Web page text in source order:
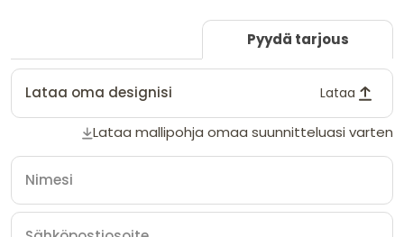
Pyydä tarjous
Lataa oma designisi Lataa
Lataa mallipohja omaa suunnitteluasi varten